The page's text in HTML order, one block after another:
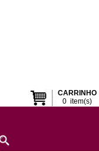
CARRINHO
0item(s)